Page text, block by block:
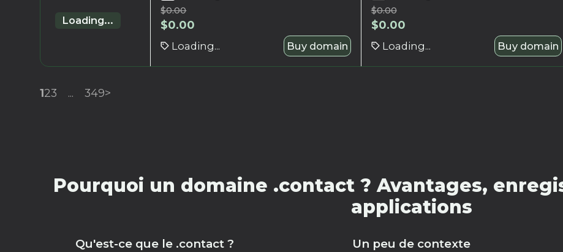
Loading...
$0.00
$0.00
Loading... Buy domain
$0.00
$0.00
Loading... Buy domain
123 ... 349>
Pourquoi un domaine .contact ? Avantages,
applications
Qu'est-ce que le .contact ? Un peu de contexte